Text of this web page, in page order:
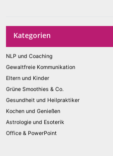
Kategorien
NLP und Coaching
Gewaltfreie Kommunikation
Eltern und Kinder
Grüne Smoothies & Co.
Gesundheit und Heilpraktiker
Kochen und Genießen
Astrologie und Esoterik
Office & PowerPoint